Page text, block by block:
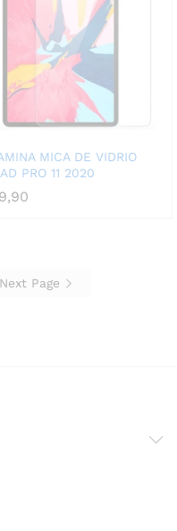
MICA DE VIDRIO
PRO 11 2020
9,90
Next Page